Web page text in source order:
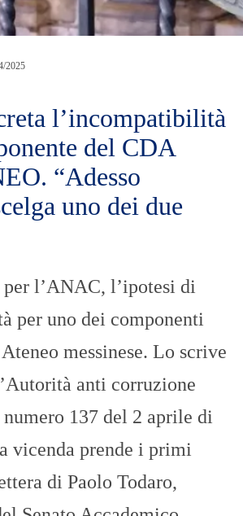
2025
l’incompatibilità
del CDA
“Adesso
uno dei due
per l’ANAC, l’ipotesi di
per uno dei componenti
messinese. Lo scrive
anti corruzione
137 del 2 aprile di
vicenda prende i primi
di Paolo Todaro,